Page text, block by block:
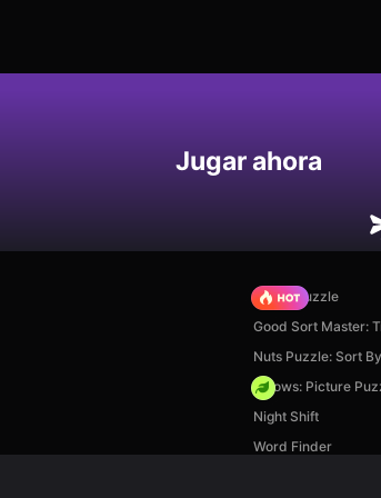
Jugar ahora
Arrow Puzzle
Good Sort Master:
Nuts Puzzle: Sort
Arrows: Picture
Night Shift
Word Finder